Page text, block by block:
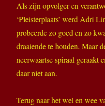
Als zijn opvolger en
‘Pleisterplaats’ werd Adri
probeerde zo goed en zo
draaiende te houden. Maar
neerwaartse spiraal geraakt
daar niet aan.
Terug naar het wel en wee